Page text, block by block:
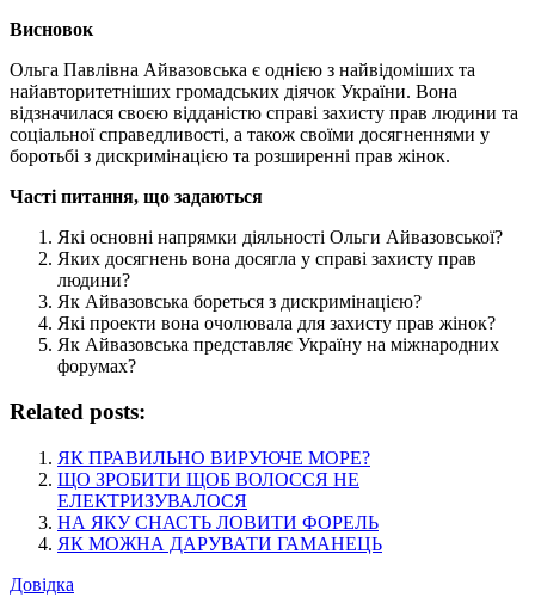
Висновок
Ольга Павлівна Айвазовська є однією з найвідоміших та
найавторитетніших громадських діячок України. Вона
відзначилася своєю відданістю справі захисту прав людини та
соціальної справедливості, а також своїми досягненнями у
боротьбі з дискримінацією та розширенні прав жінок.
Часті питання, що задаються
Які основні напрямки діяльності Ольги Айвазовської?
Яких досягнень вона досягла у справі захисту прав
людини?
Як Айвазовська бореться з дискримінацією?
Які проекти вона очолювала для захисту прав жінок?
Як Айвазовська представляє Україну на міжнародних
форумах?
Related posts:
ЯК ПРАВИЛЬНО ВИРУЮЧЕ МОРЕ?
ЩО ЗРОБИТИ ЩОБ ВОЛОССЯ НЕ
ЕЛЕКТРИЗУВАЛОСЯ
НА ЯКУ СНАСТЬ ЛОВИТИ ФОРЕЛЬ
ЯК МОЖНА ДАРУВАТИ ГАМАНЕЦЬ
Довідка